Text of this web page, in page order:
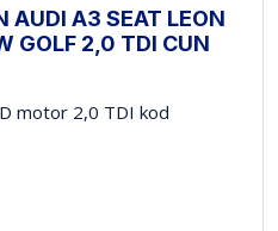
AUDI A3 SEAT LEON
GOLF 2,0 TDI CUN
motor 2,0 TDI kod